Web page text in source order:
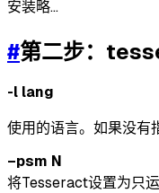
安装略…
#第二步：
-l lang
–psm N
将Tesseract设置为只